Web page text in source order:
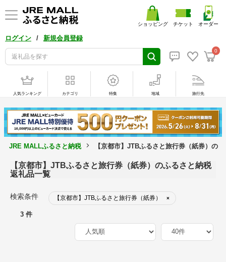
ログイン / 新規会員登録
0
ショッピング チケット オーダー
人気ランキング カテゴリ 特集 地域 旅行先
JRE MALLふるさと納税 【京都市】JTBふるさと旅行券（紙券）の
【京都市】JTBふるさと旅行券（紙券）のふるさと納税
返礼品一覧
検索条件 【京都市】JTBふるさと旅行券（紙券） ×
3 件